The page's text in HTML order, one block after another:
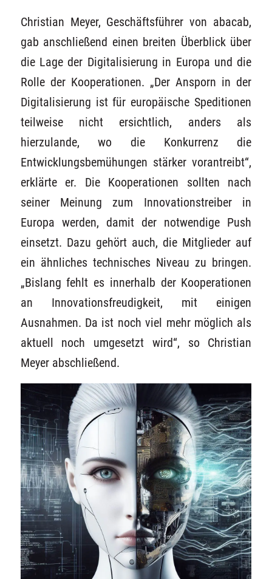
Christian Meyer, Geschäftsführer von abacab,
gab anschließend einen breiten Überblick über
die Lage der Digitalisierung in Europa und die
Rolle der Kooperationen. „Der Ansporn in der
Digitalisierung ist für europäische Speditionen
teilweise nicht ersichtlich, anders als
hierzulande, wo die Konkurrenz die
Entwicklungsbemühungen stärker vorantreibt“,
erklärte er. Die Kooperationen sollten nach
seiner Meinung zum Innovationstreiber in
Europa werden, damit der notwendige Push
einsetzt. Dazu gehört auch, die Mitglieder auf
ein ähnliches technisches Niveau zu bringen.
„Bislang fehlt es innerhalb der Kooperationen
an Innovationsfreudigkeit, mit einigen
Ausnahmen. Da ist noch viel mehr möglich als
aktuell noch umgesetzt wird“, so Christian
Meyer abschließend.